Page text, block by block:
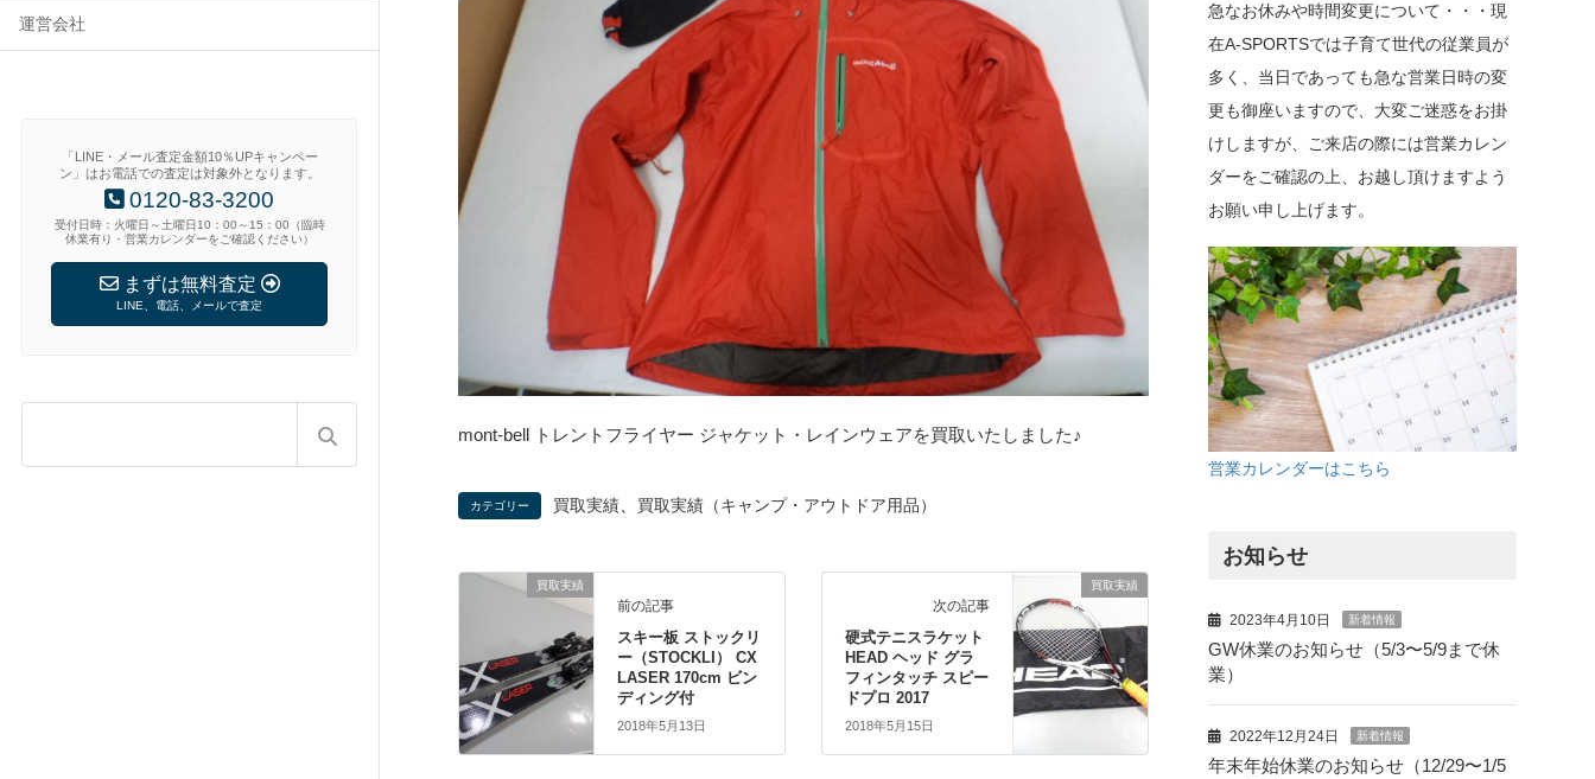
運営会社
「LINE・メール査定金額10％UPキャンペー
ン」はお電話での査定は対象外となります。
0120-83-3200
受付日時：火曜日～土曜日10：00～15：00（臨時
休業有り・営業カレンダーをご確認ください）
まずは無料査定
LINE、電話、メールで査定
mont-bell トレントフライヤー ジャケット・レインウェアを買取いたしました♪
カテゴリー 買取実績 買取実績（キャンプ・アウトドア用品）
買取実績
前の記事
スキー板 ストックリ
ー（STOCKLI） CX
LASER 170cm ビン
ディング付
2018年5月13日
買取実績
次の記事
硬式テニスラケット
HEAD ヘッド グラ
フィンタッチ スピー
ドプロ 2017
2018年5月15日
急なお休みや時間変更について・・・現
在A-SPORTSでは子育て世代の従業員が
多く、当日であっても急な営業日時の変
更も御座いますので、大変ご迷惑をお掛
けしますが、ご来店の際には営業カレン
ダーをご確認の上、お越し頂けますよう
お願い申し上げます。
営業カレンダーはこちら
お知らせ
2023年4月10日 新着情報
GW休業のお知らせ（5/3〜5/9まで休
業）
2022年12月24日 新着情報
年末年始休業のお知らせ（12/29〜1/5